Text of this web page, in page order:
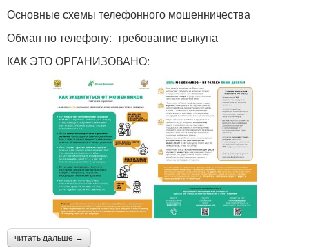
Основные схемы телефонного мошенничества
Обман по телефону: требование выкупа
КАК ЭТО ОРГАНИЗОВАНО:
читать дальше →